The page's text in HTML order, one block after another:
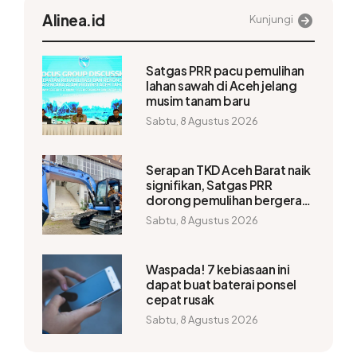
Alinea.id Kunjungi
Satgas PRR pacu pemulihan
lahan sawah di Aceh jelang
musim tanam baru
Sabtu, 8 Agustus 2026
Serapan TKD Aceh Barat naik
signifikan, Satgas PRR
dorong pemulihan bergerak
lebih cepat
Sabtu, 8 Agustus 2026
Waspada! 7 kebiasaan ini
dapat buat baterai ponsel
cepat rusak
Sabtu, 8 Agustus 2026